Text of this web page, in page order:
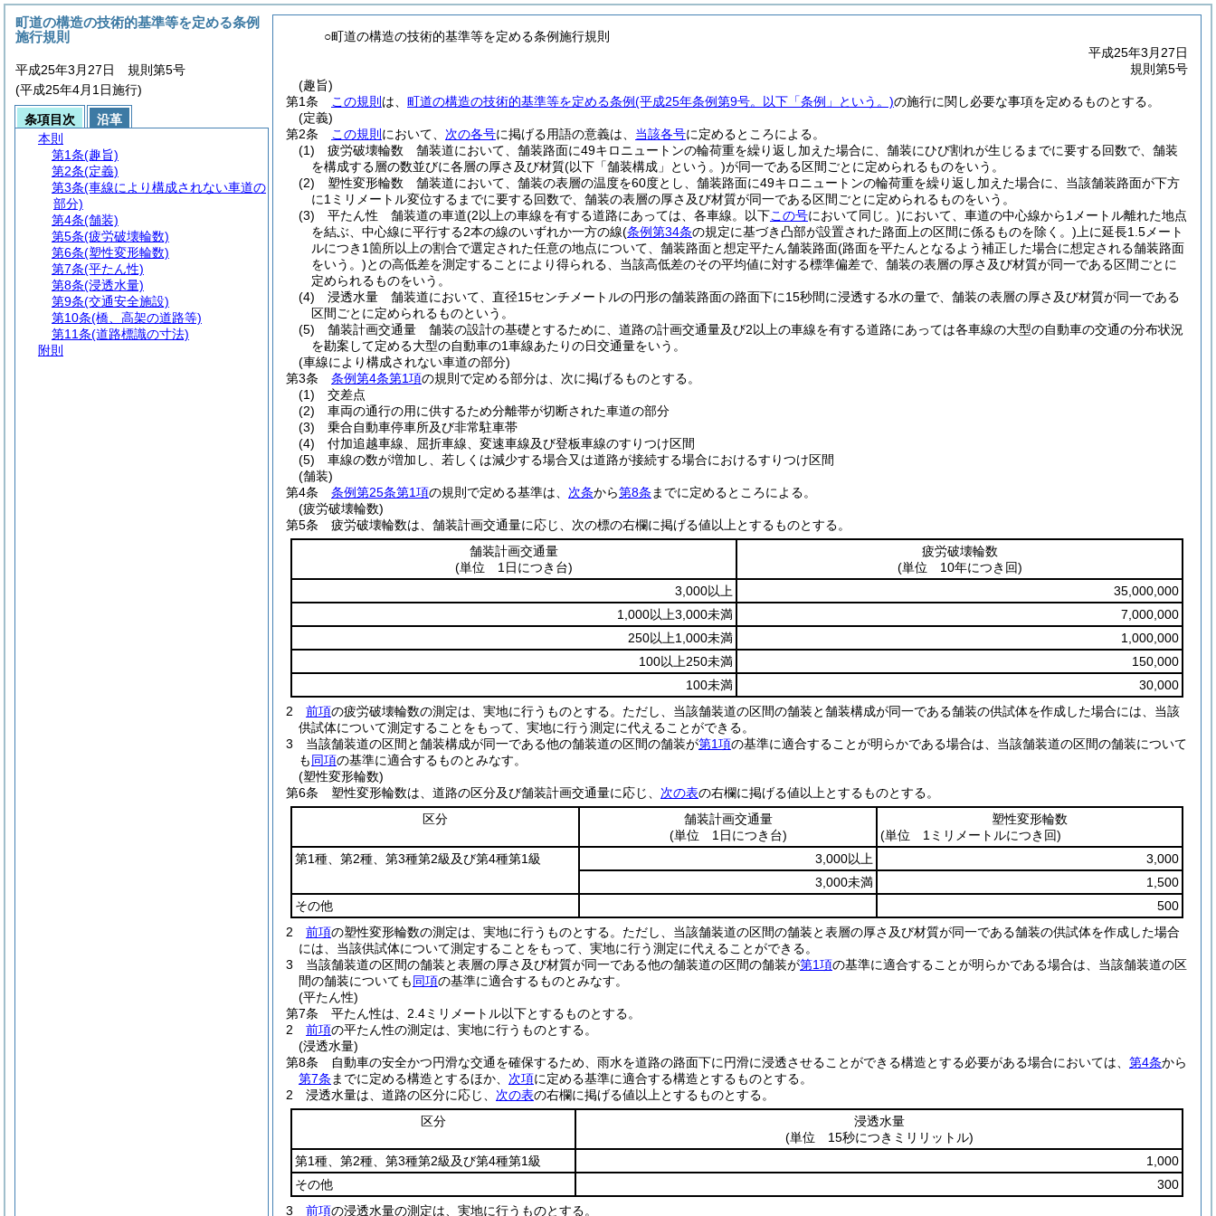
○町道の構造の技術的基準等を定める条例施行規則
平成25年3月27日
規則第5号
(趣旨)
第1条
この規則 は、 町道の構造の技術的基準等を定める条例(平成25年条例第9号。以下「条例」という。)の施行に関し必要な事項を定めるものとする。
(定義)
第2条
この規則 において、 次の各号に掲げる用語の意義は、 当該各号に定めるところによる。
(1)
疲労破壊輪数 舗装道において、舗装路面に49キロニュートンの輪荷重を繰り返し加えた場合に、舗装にひび割れが生じるまでに要する回数で、舗装
を構成する層の数並びに各層の厚さ及び材質(以下「舗装構成」という。)が同一である区間ごとに定められるものをいう。
(2)
塑性変形輪数 舗装道において、舗装の表層の温度を60度とし、舗装路面に49キロニュートンの輪荷重を繰り返し加えた場合に、当該舗装路面が下方
に1ミリメートル変位するまでに要する回数で、舗装の表層の厚さ及び材質が同一である区間ごとに定められるものをいう。
(3)
平たん性 舗装道の車道(2以上の車線を有する道路にあっては、各車線。以下この号において同じ。)において、車道の中心線から1メートル離れた地点
を結ぶ、中心線に平行する2本の線のいずれか一方の線(条例第34条の規定に基づき凸部が設置された路面上の区間に係るものを除く。) 上に延長1.5メート
ルにつき1箇所以上の割合で選定された任意の地点について、舗装路面と想定平たん舗装路面(路面を平たんとなるよう補正した場合に想定される舗装路面
をいう。)との高低差を測定することにより得られる、当該高低差のその平均値に対する標準偏差で、舗装の表層の厚さ及び材質が同一である区間ごとに
定められるものをいう。
(4)
浸透水量 舗装道において、直径15センチメートルの円形の舗装路面の路面下に15秒間に浸透する水の量で、舗装の表層の厚さ及び材質が同一である
区間ごとに定められるものという。
(5)
舗装計画交通量 舗装の設計の基礎とするために、道路の計画交通量及び2以上の車線を有する道路にあっては各車線の大型の自動車の交通の分布状況
を勘案して定める大型の自動車の1車線あたりの日交通量をいう。
(車線により構成されない車道の部分)
第3条
条例第4条第1項の規則で定める部分は、次に掲げるものとする。
(1)
交差点
(2)
車両の通行の用に供するため分離帯が切断された車道の部分
(3)
乗合自動車停車所及び非常駐車帯
(4)
付加追越車線、屈折車線、変速車線及び登板車線のすりつけ区間
(5)
車線の数が増加し、若しくは減少する場合又は道路が接続する場合におけるすりつけ区間
(舗装)
第4条
条例第25条第1項の規則で定める基準は、 次条から第8条 までに定めるところによる。
(疲労破壊輪数)
第5条
疲労破壊輪数は、舗装計画交通量に応じ、次の標の右欄に掲げる値以上とするものとする。
舗装計画交通量
(単位 1日につき台)
疲労破壊輪数
(単位 10年につき回)
3,000以上
35,000,000
1,000以上3,000未満
7,000,000
250以上1,000未満
1,000,000
100以上250未満
150,000
100未満
30,000
2
前項の疲労破壊輪数の測定は、実地に行うものとする。 ただし、当該舗装道の区間の舗装と舗装構成が同一である舗装の供試体を作成した場合には、当該
供試体について測定することをもって、実地に行う測定に代えることができる。
3
当該舗装道の区間と舗装構成が同一である他の舗装道の区間の舗装が第1項の基準に適合することが明らかである場合は、当該舗装道の区間の舗装について
も同項の基準に適合するものとみなす。
(塑性変形輪数)
第6条
塑性変形輪数は、道路の区分及び舗装計画交通量に応じ、 次の表の右欄に掲げる値以上とするものとする。
区分
舗装計画交通量
(単位 1日につき台)
塑性変形輪数
(単位 1ミリメートルにつき回)
第1種、第2種、第3種第2級及び第4種第1級
3,000以上
3,000
3,000未満
1,500
その他
500
2
前項の塑性変形輪数の測定は、実地に行うものとする。 ただし、当該舗装道の区間の舗装と表層の厚さ及び材質が同一である舗装の供試体を作成した場合
には、当該供試体について測定することをもって、実地に行う測定に代えることができる。
3
当該舗装道の区間の舗装と表層の厚さ及び材質が同一である他の舗装道の区間の舗装が第1項の基準に適合することが明らかである場合は、当該舗装道の区
間の舗装についても同項の基準に適合するものとみなす。
(平たん性)
第7条
平たん性は、2.4ミリメートル以下とするものとする。
2
前項の平たん性の測定は、実地に行うものとする。
(浸透水量)
第8条
自動車の安全かつ円滑な交通を確保するため、雨水を道路の路面下に円滑に浸透させることができる構造とする必要がある場合においては、 第4条から
第7条 までに定める構造とするほか、 次項に定める基準に適合する構造とするものとする。
2
浸透水量は、道路の区分に応じ、 次の表の右欄に掲げる値以上とするものとする。
区分
浸透水量
(単位 15秒につきミリリットル)
第1種、第2種、第3種第2級及び第4種第1級
1,000
その他
300
3
前項の浸透水量の測定は、実地に行うものとする。
町道の構造の技術的基準等を定める条例
施行規則
平成25年3月27日 規則第5号
(平成25年4月1日施行)
条項目次
沿革
本則
第1条(趣旨)
第2条(定義)
第3条(車線により構成されない車道の
部分)
第4条(舗装)
第5条(疲労破壊輪数)
第6条(塑性変形輪数)
第7条(平たん性)
第8条(浸透水量)
第9条(交通安全施設)
第10条(橋、高架の道路等)
第11条(道路標識の寸法)
附則